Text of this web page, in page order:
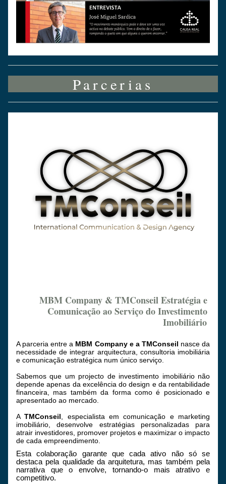
Parcerias
MBM Company & TMConseil Estratégia e
Comunicação ao Serviço do Investimento
Imobiliário
A parceria entre a MBM Company e a TMConseil nasce da
necessidade de integrar arquitectura, consultoria imobiliária
e comunicação estratégica num único serviço.
Sabemos que um projecto de investimento imobiliário não
depende apenas da excelência do design e da rentabilidade
financeira, mas também da forma como é posicionado e
apresentado ao mercado.
A TMConseil , especialista em comunicação e marketing
imobiliário, desenvolve estratégias personalizadas para
atrair investidores, promover projetos e maximizar o impacto
de cada empreendimento.
Esta colaboração garante que cada ativo não só se
destaca pela qualidade da arquitetura, mas também pela
narrativa que o envolve, tornando-o mais atrativo e
competitivo.